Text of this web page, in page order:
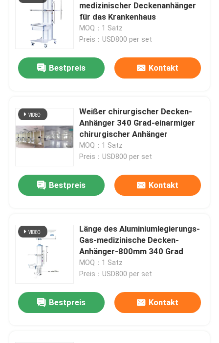
Nachrichten
Fälle
Modularer Reinraum
Automatische Krankenhaus-Tür
chirurgischer Operationstisch
Chirurgisches Licht LED
Operationssaal für Chirurgie
Krankenhaus-Operationssaal
medizinischer Deckenanhänger
für das Krankenhaus
MOQ：1 Satz
Preis：USD800 per set
Bestpreis Kontakt
Weißer chirurgischer Decken-
Anhänger 340 Grad-einarmiger
chirurgischer Anhänger
MOQ：1 Satz
Preis：USD800 per set
Bestpreis Kontakt
Länge des Aluminiumlegierungs-
Gas-medizinische Decken-
Anhänger-800mm 340 Grad
MOQ：1 Satz
Preis：USD800 per set
Bestpreis Kontakt